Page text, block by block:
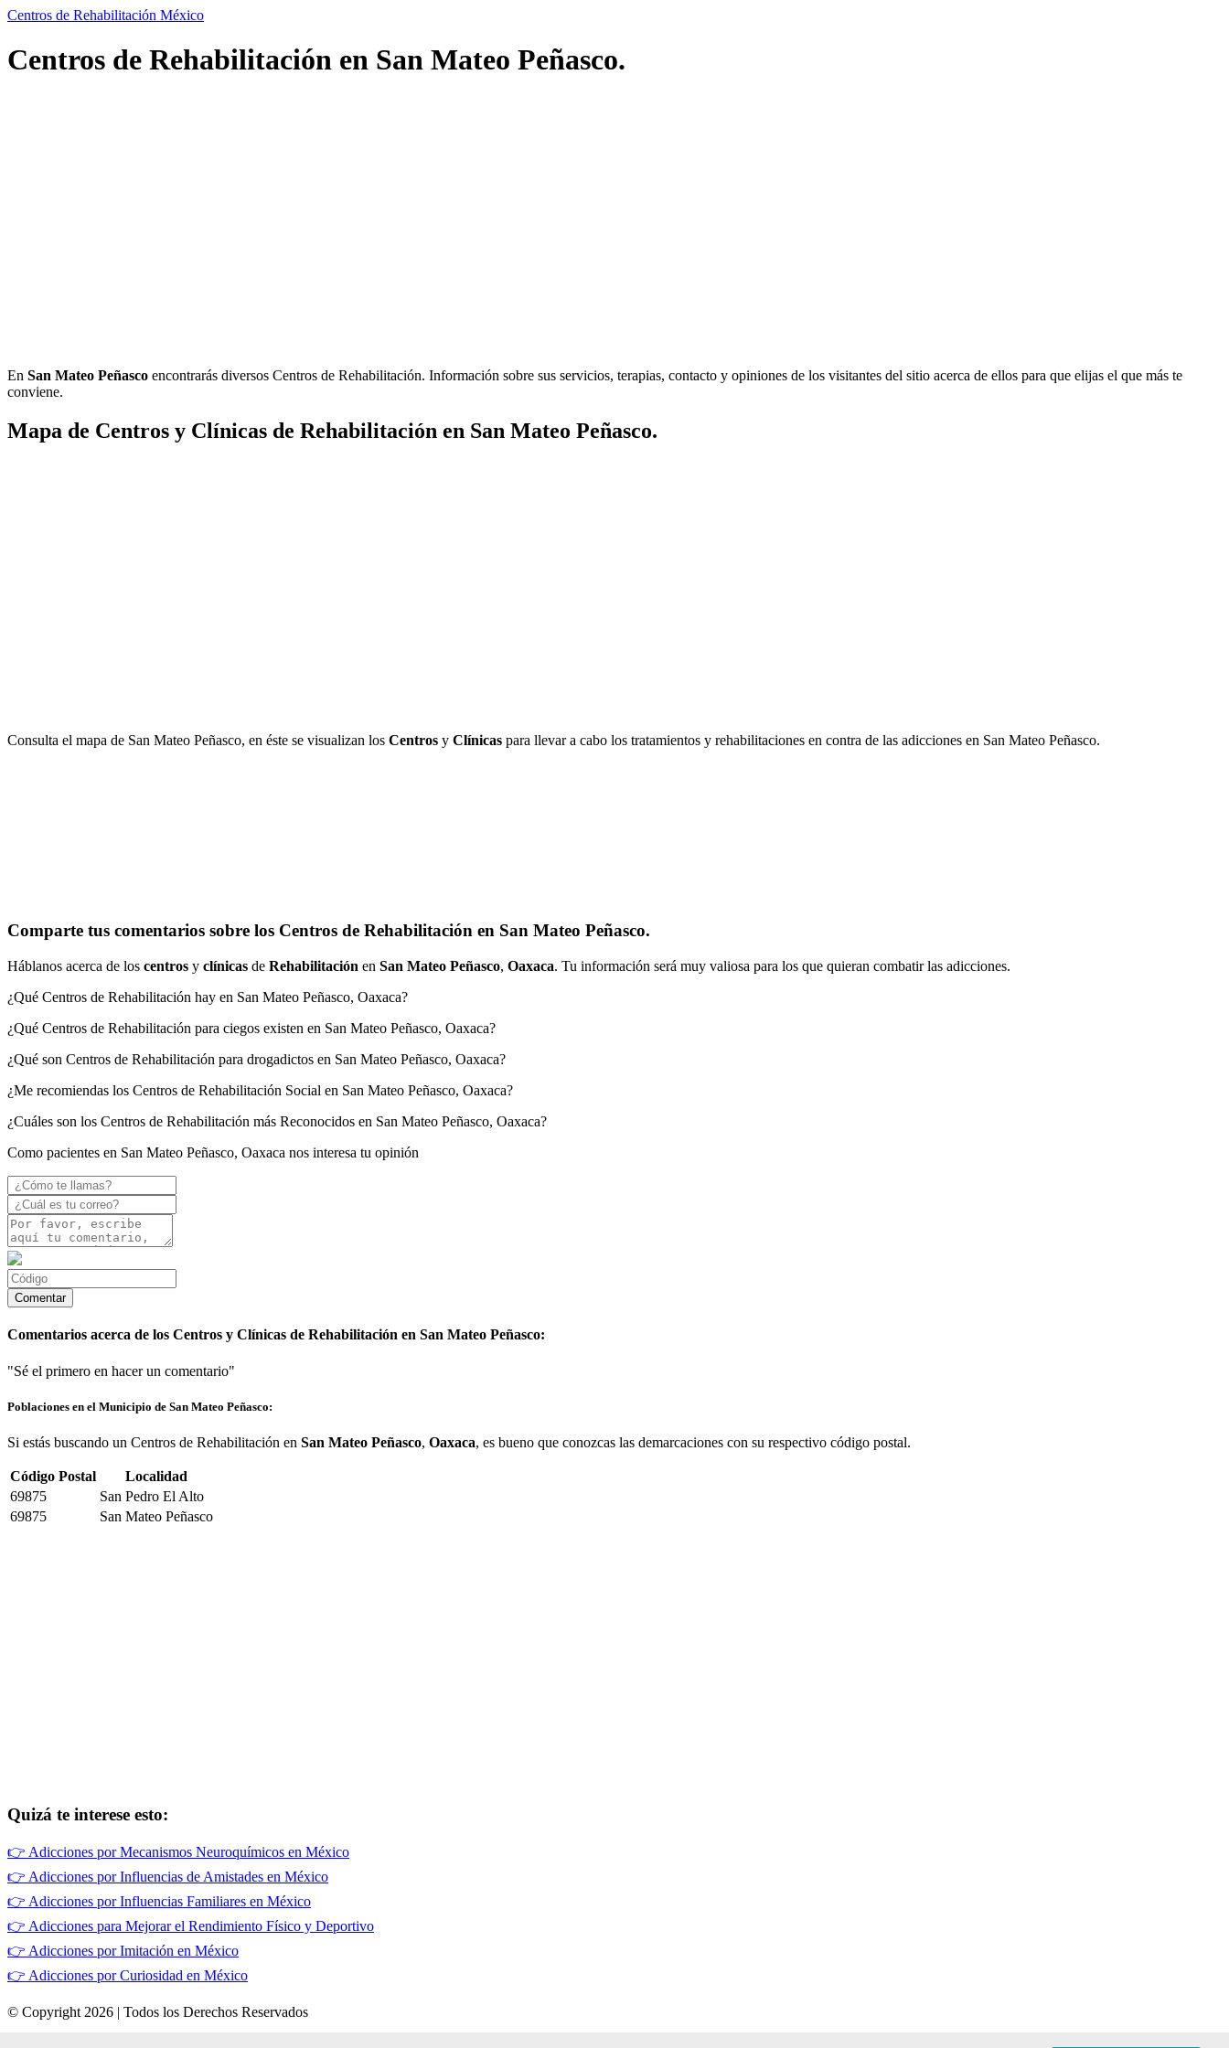
Centros de Rehabilitación México
Centros de Rehabilitación en San Mateo Peñasco.
En San Mateo Peñasco encontrarás diversos Centros de Rehabilitación. Información sobre sus servicios, terapias, contacto y opiniones de los visitantes del sitio acerca de ellos para que elijas el que más te
conviene.
Mapa de Centros y Clínicas de Rehabilitación en San Mateo Peñasco.
Consulta el mapa de San Mateo Peñasco, en éste se visualizan los Centros y Clínicas para llevar a cabo los tratamientos y rehabilitaciones en contra de las adicciones en San Mateo Peñasco.
Comparte tus comentarios sobre los Centros de Rehabilitación en San Mateo Peñasco.
Háblanos acerca de los centros y clínicas de Rehabilitación en San Mateo Peñasco, Oaxaca. Tu información será muy valiosa para los que quieran combatir las adicciones.
¿Qué Centros de Rehabilitación hay en San Mateo Peñasco, Oaxaca?
¿Qué Centros de Rehabilitación para ciegos existen en San Mateo Peñasco, Oaxaca?
¿Qué son Centros de Rehabilitación para drogadictos en San Mateo Peñasco, Oaxaca?
¿Me recomiendas los Centros de Rehabilitación Social en San Mateo Peñasco, Oaxaca?
¿Cuáles son los Centros de Rehabilitación más Reconocidos en San Mateo Peñasco, Oaxaca?
Como pacientes en San Mateo Peñasco, Oaxaca nos interesa tu opinión
Comentarios acerca de los Centros y Clínicas de Rehabilitación en San Mateo Peñasco:
"Sé el primero en hacer un comentario"
Poblaciones en el Municipio de San Mateo Peñasco:
Si estás buscando un Centros de Rehabilitación en San Mateo Peñasco, Oaxaca, es bueno que conozcas las demarcaciones con su respectivo código postal.
Código Postal
Localidad
69875
San Pedro El Alto
69875
San Mateo Peñasco
Quizá te interese esto:
👉 Adicciones por Mecanismos Neuroquímicos en México
👉 Adicciones por Influencias de Amistades en México
👉 Adicciones por Influencias Familiares en México
👉 Adicciones para Mejorar el Rendimiento Físico y Deportivo
👉 Adicciones por Imitación en México
👉 Adicciones por Curiosidad en México
© Copyright 2026 | Todos los Derechos Reservados